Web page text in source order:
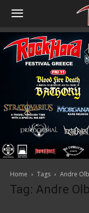
Home Tags Andre
Tag: Andre